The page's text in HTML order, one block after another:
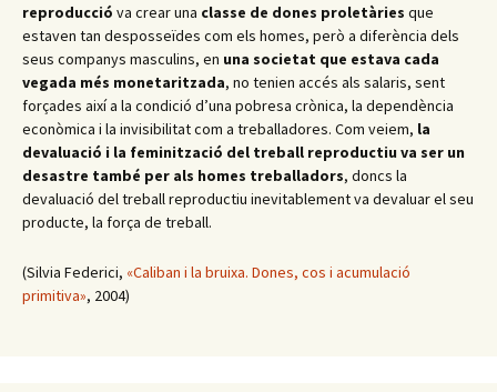
reproducció va crear una classe de dones proletàries que
estaven tan desposseïdes com els homes, però a diferència dels
seus companys masculins, en una societat que estava cada
vegada més monetaritzada, no tenien accés als salaris, sent
forçades així a la condició d’una pobresa crònica, la dependència
econòmica i la invisibilitat com a treballadores. Com veiem, la
devaluació i la feminització del treball reproductiu va ser un
desastre també per als homes treballadors, doncs la
devaluació del treball reproductiu inevitablement va devaluar el seu
producte, la força de treball.
(Silvia Federici, «Caliban i la bruixa. Dones, cos i acumulació
primitiva», 2004)